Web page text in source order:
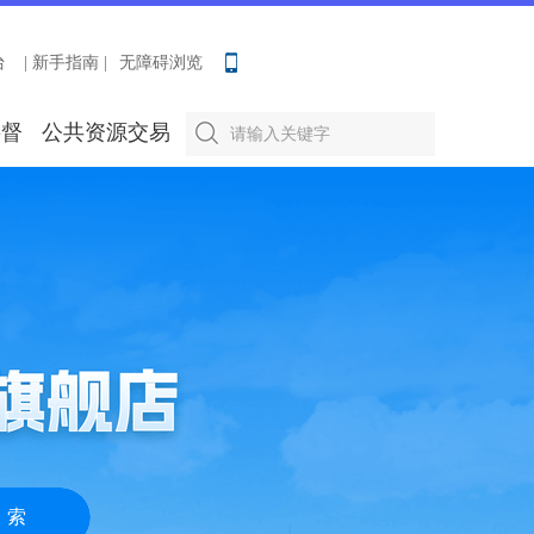
| 新手指南 | 无障碍浏览
公共资源交易